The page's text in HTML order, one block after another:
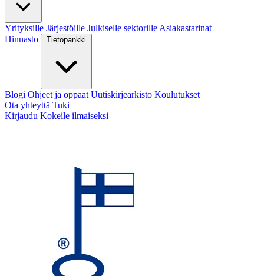
Yrityksille Järjestöille Julkiselle sektorille Asiakastarinat
Hinnasto
Tietopankki
Blogi Ohjeet ja oppaat Uutiskirjearkisto Koulutukset
Ota yhteyttä Tuki
Kirjaudu Kokeile ilmaiseksi